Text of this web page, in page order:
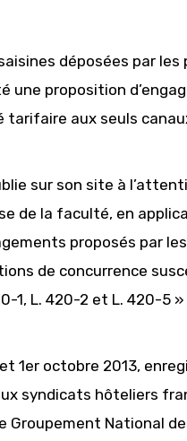
déposées par
une proposition
tarifaire aux seuls
sur son site à
de la faculté, en
proposés par
de concurrence
1, L. 420-2 et L. 420-5
1er octobre 2013,
syndicats hôteliers
Groupement National